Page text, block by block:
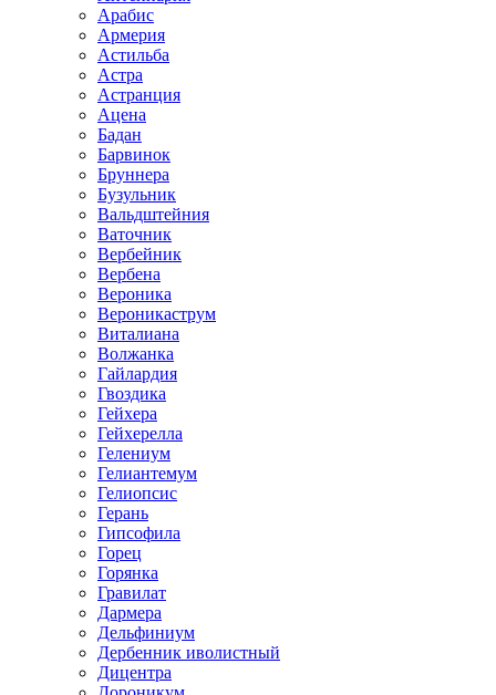
Арабис
Армерия
Астильба
Астра
Астранция
Ацена
Бадан
Барвинок
Бруннера
Бузульник
Вальдштейния
Ваточник
Вербейник
Вербена
Вероника
Вероникаструм
Виталиана
Волжанка
Гайлардия
Гвоздика
Гейхера
Гейхерелла
Гелениум
Гелиантемум
Гелиопсис
Герань
Гипсофила
Горец
Горянка
Гравилат
Дармера
Дельфиниум
Дербенник иволистный
Дицентра